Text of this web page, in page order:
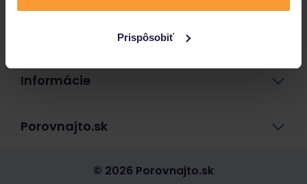
Prispôsobiť
Informácie
Porovnajto.sk
© 2026 Porovnajto.sk